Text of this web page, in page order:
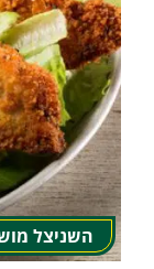
השניצל